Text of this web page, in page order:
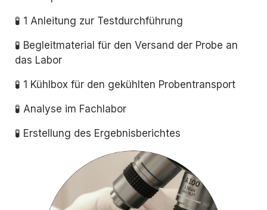
🧪 1 Anleitung zur Testdurchführung
🧪 Begleitmaterial für den Versand der Probe an
das Labor
🧪 1 Kühlbox für den gekühlten Probentransport
🧪 Analyse im Fachlabor
🧪 Erstellung des Ergebnisberichtes